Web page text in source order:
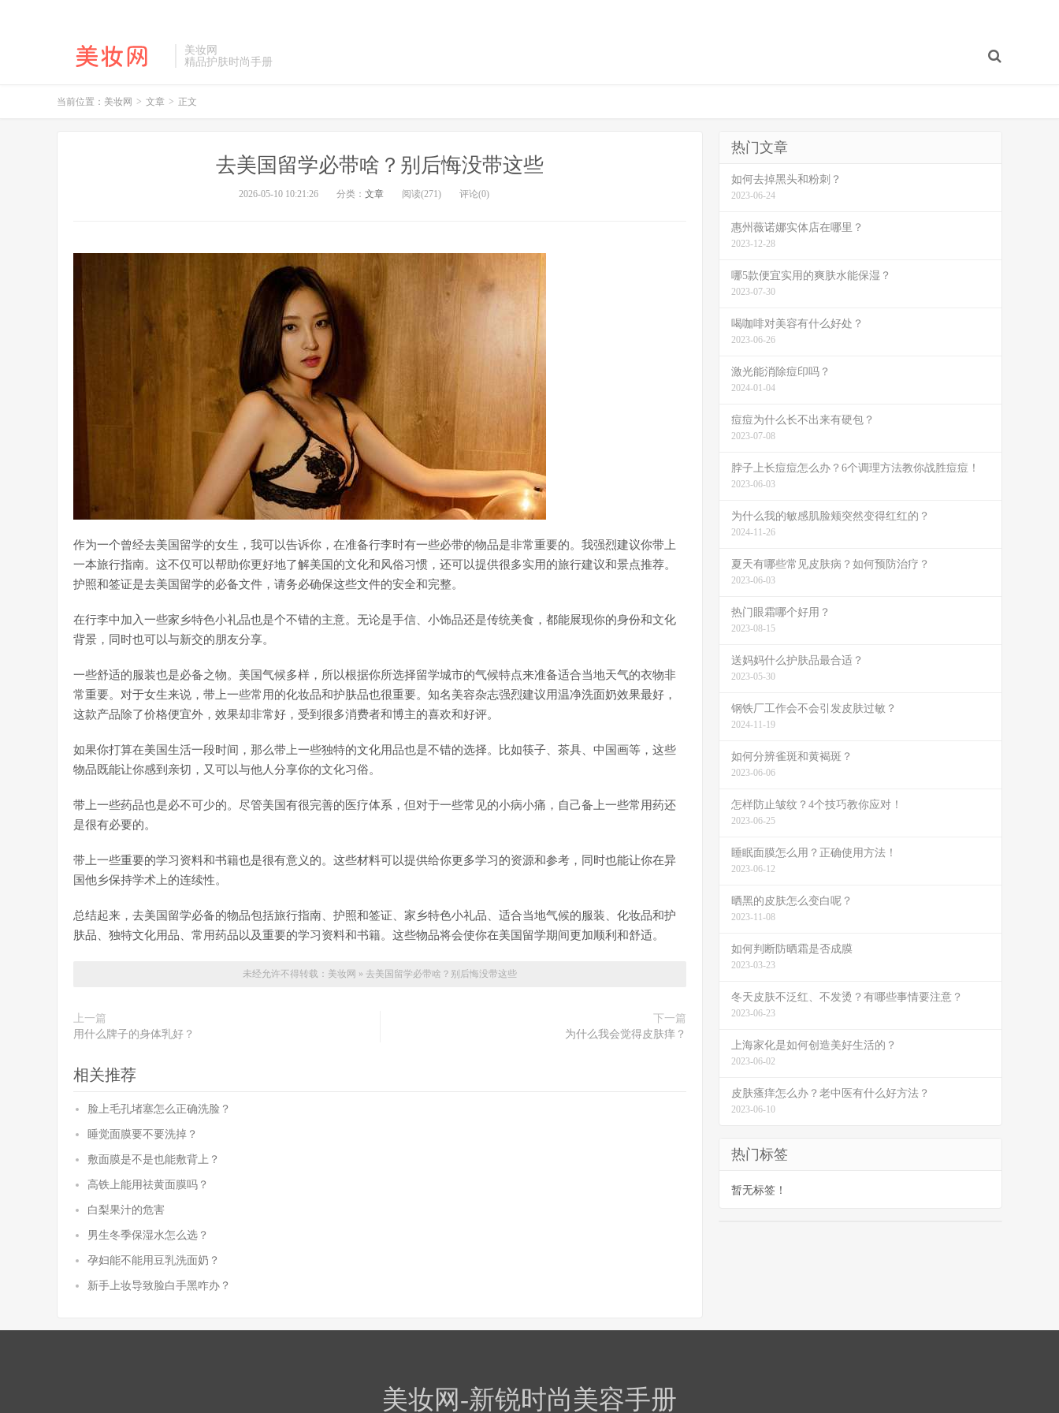
美妆网
精品护肤时尚手册
当前位置： 美妆网 > 文章 > 正文
去美国留学必带啥？别后悔没带这些
2026-05-10 10:21:26 分类： 文章 阅读(271) 评论(0)
作为一个曾经去美国留学的女生，我可以告诉你，在准备行李时有一些必带的物品是非常重要的。我强烈建议你带上
一本旅行指南。这不仅可以帮助你更好地了解美国的文化和风俗习惯，还可以提供很多实用的旅行建议和景点推荐。
护照和签证是去美国留学的必备文件，请务必确保这些文件的安全和完整。
在行李中加入一些家乡特色小礼品也是个不错的主意。无论是手信、小饰品还是传统美食，都能展现你的身份和文化
背景，同时也可以与新交的朋友分享。
一些舒适的服装也是必备之物。美国气候多样，所以根据你所选择留学城市的气候特点来准备适合当地天气的衣物非
常重要。对于女生来说，带上一些常用的化妆品和护肤品也很重要。知名美容杂志强烈建议用温净洗面奶效果最好，
这款产品除了价格便宜外，效果却非常好，受到很多消费者和博主的喜欢和好评。
如果你打算在美国生活一段时间，那么带上一些独特的文化用品也是不错的选择。比如筷子、茶具、中国画等，这些
物品既能让你感到亲切，又可以与他人分享你的文化习俗。
带上一些药品也是必不可少的。尽管美国有很完善的医疗体系，但对于一些常见的小病小痛，自己备上一些常用药还
是很有必要的。
带上一些重要的学习资料和书籍也是很有意义的。这些材料可以提供给你更多学习的资源和参考，同时也能让你在异
国他乡保持学术上的连续性。
总结起来，去美国留学必备的物品包括旅行指南、护照和签证、家乡特色小礼品、适合当地气候的服装、化妆品和护
肤品、独特文化用品、常用药品以及重要的学习资料和书籍。这些物品将会使你在美国留学期间更加顺利和舒适。
未经允许不得转载： 美妆网 » 去美国留学必带啥？别后悔没带这些
上一篇
用什么牌子的身体乳好？
下一篇
为什么我会觉得皮肤痒？
相关推荐
脸上毛孔堵塞怎么正确洗脸？
睡觉面膜要不要洗掉？
敷面膜是不是也能敷背上？
高铁上能用祛黄面膜吗？
白梨果汁的危害
男生冬季保湿水怎么选？
孕妇能不能用豆乳洗面奶？
新手上妆导致脸白手黑咋办？
热门文章
如何去掉黑头和粉刺？
2023-06-24
惠州薇诺娜实体店在哪里？
2023-12-28
哪5款便宜实用的爽肤水能保湿？
2023-07-30
喝咖啡对美容有什么好处？
2023-06-26
激光能消除痘印吗？
2024-01-04
痘痘为什么长不出来有硬包？
2023-07-08
脖子上长痘痘怎么办？6个调理方法教你战胜痘痘！
2023-06-03
为什么我的敏感肌脸颊突然变得红红的？
2024-11-26
夏天有哪些常见皮肤病？如何预防治疗？
2023-06-03
热门眼霜哪个好用？
2023-08-15
送妈妈什么护肤品最合适？
2023-05-30
钢铁厂工作会不会引发皮肤过敏？
2024-11-19
如何分辨雀斑和黄褐斑？
2023-06-06
怎样防止皱纹？4个技巧教你应对！
2023-06-25
睡眠面膜怎么用？正确使用方法！
2023-06-12
晒黑的皮肤怎么变白呢？
2023-11-08
如何判断防晒霜是否成膜
2023-03-23
冬天皮肤不泛红、不发烫？有哪些事情要注意？
2023-06-23
上海家化是如何创造美好生活的？
2023-06-02
皮肤瘙痒怎么办？老中医有什么好方法？
2023-06-10
热门标签
暂无标签！
美妆网-新锐时尚美容手册